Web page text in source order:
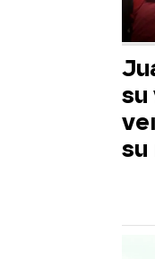
su